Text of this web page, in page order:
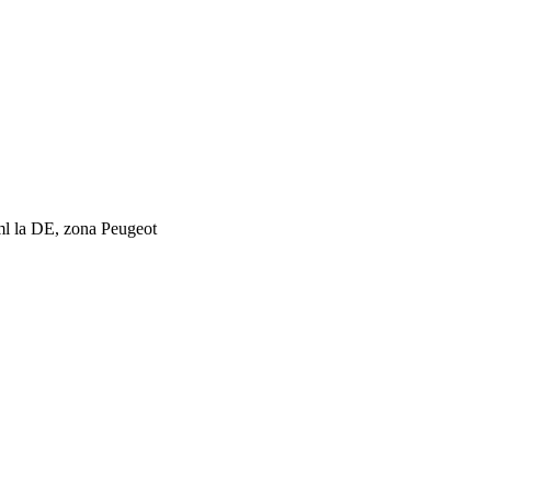
la DE, zona Peugeot